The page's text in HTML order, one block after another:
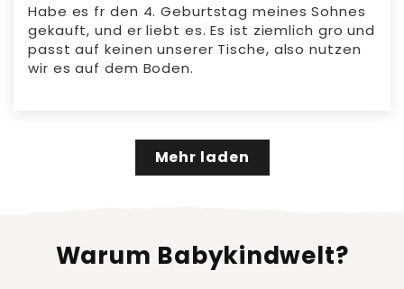
Habe es fr den 4. Geburtstag meines Sohnes
gekauft, und er liebt es. Es ist ziemlich gro und
passt auf keinen unserer Tische, also nutzen
wir es auf dem Boden.
Mehr laden
Warum Babykindwelt?